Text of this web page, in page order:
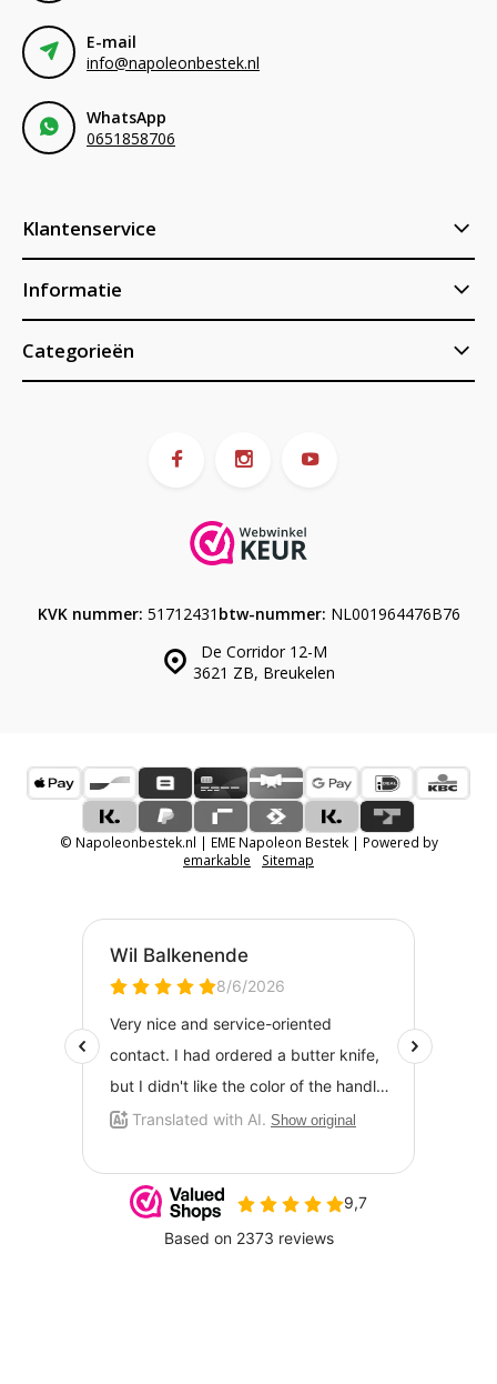
E-mail
info@napoleonbestek.nl
WhatsApp
0651858706
Klantenservice
Informatie
Categorieën
De Corridor 12-M
3621 ZB, Breukelen
KVK nummer: 51712431 btw-nummer: NL001964476B76
© Napoleonbestek.nl | EME Napoleon Bestek | Powered by
emarkable
Sitemap